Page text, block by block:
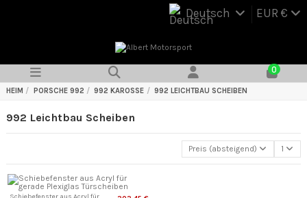
Deutsch EUR €
0
HEIM PORSCHE 992 992 KAROSSE 992 LEICHTBAU SCHEIBEN
992 Leichtbau Scheiben
Preis (absteigend) 1